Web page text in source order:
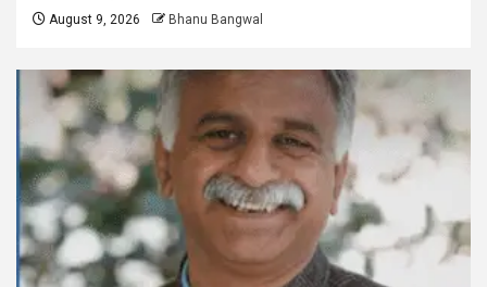
August 9, 2026 Bhanu Bangwal